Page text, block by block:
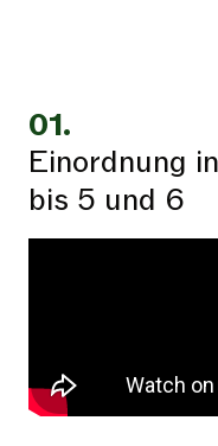
01.
Einordnung
bis 5 und 6